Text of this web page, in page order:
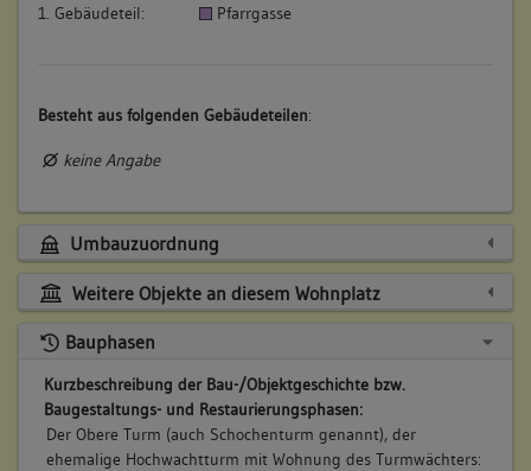
1. Gebäudeteil: Pfarrgasse
Besteht aus folgenden Gebäudeteilen:
keine Angabe
Umbauzuordnung
Weitere Objekte an diesem Wohnplatz
Bauphasen
Kurzbeschreibung der Bau-/Objektgeschichte bzw.
Baugestaltungs- und Restaurierungsphasen:
Der Obere Turm (auch Schochenturm genannt), der
ehemalige Hochwachtturm mit Wohnung des Turmwächters: